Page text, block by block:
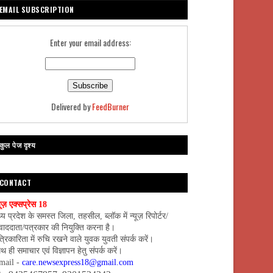
EMAIL SUBSCRIPTION
Enter your email address:
Delivered byFeedBurner
पेज दृश्य
CONTACT
एक्सप्रेस 18
प्रदेश के समस्त जिला, तहसील, ब्लॉक में न्यूज़ रिपोर्टर/
पत्रकार की नियुक्ति करना है।
में रुचि रखने वाले युवक युवती संपर्क करें।
ही समाचार एवं विज्ञापन हेतु संपर्क करें।
- care.newsexpress18@gmail.com